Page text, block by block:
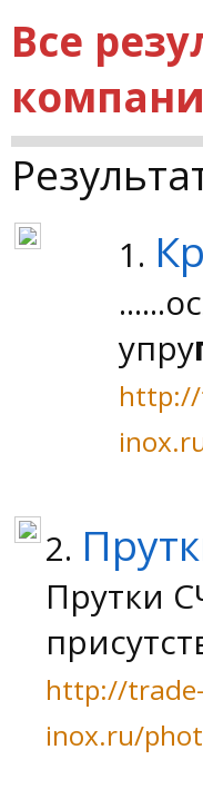
Все
1.
упру
2.
Прутки
http://trade-
inox.ru/